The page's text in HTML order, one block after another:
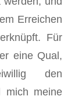
Erreichen
Für
eine Qual,
den
mich meine